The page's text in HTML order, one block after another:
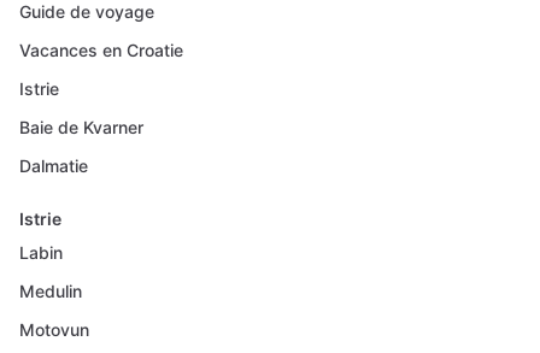
Guide de voyage
Vacances en Croatie
Istrie
Baie de Kvarner
Dalmatie
Istrie
Labin
Medulin
Motovun